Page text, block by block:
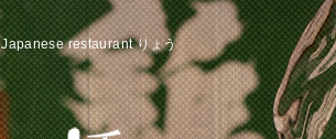
Japanese restaurant りょう